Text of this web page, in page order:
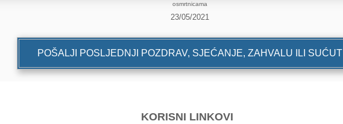
osmrtnicama
23/05/2021
POŠALJI POSLJEDNJI POZDRAV, SJEĆANJE, ZAHVALU ILI SUĆUT
KORISNI LINKOVI